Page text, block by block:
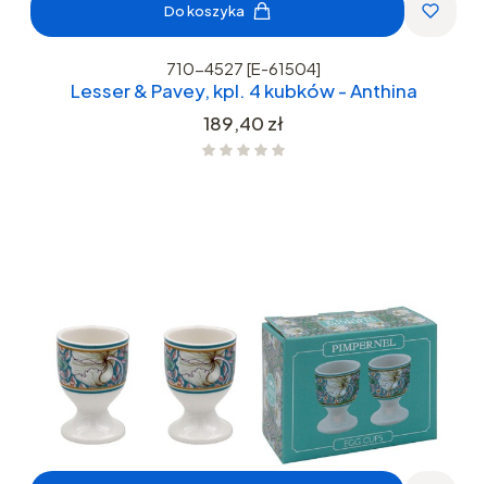
Do koszyka
710-4527 [E-61504]
Lesser & Pavey, kpl. 4 kubków - Anthina
Cena
189,40 zł